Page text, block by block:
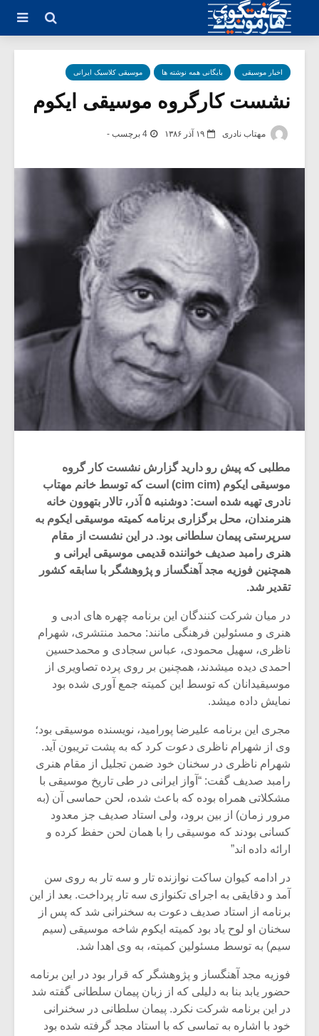
اخبار موسیقی بایگانی همه نوشته ها موسیقی کلاسیک ایرانی
نشست کارگروه موسیقی ایکوم
مهتاب نادری ۱۹ آذر ۱۳۸۶ 4 برچسب -
مطلبی که پیش رو دارید گزارش نشست کار گروه
موسیقی ایکوم (cim cim) است که توسط خانم مهتاب
نادری تهیه شده است: دوشنبه ۵ آذر، تالار بتهوون خانه
هنرمندان، محل برگزاری برنامه کمیته موسیقی ایکوم به
سرپرستی پیمان سلطانی بود. در این نشست از مقام
هنری رامبد صدیف خواننده قدیمی موسیقی ایرانی و
همچنین فوزیه مجد آهنگساز و پژوهشگر با سابقه کشور
تقدیر شد.
در میان شرکت کنندگان این برنامه چهره های ادبی و
هنری و مسئولین فرهنگی مانند: محمد منتشری، شهرام
ناظری، سهیل محمودی، عباس سجادی و محمدحسین
احمدی دیده میشدند، همچنین بر روی پرده تصاویری از
موسیقیدانان که توسط این کمیته جمع آوری شده بود
نمایش داده میشد.
مجری این برنامه علیرضا پورامید، نویسنده موسیقی بود؛
وی از شهرام ناظری دعوت کرد که به پشت تریبون آید.
شهرام ناظری در سخنان خود ضمن تجلیل از مقام هنری
رامبد صدیف گفت: “آواز ایرانی در طی تاریخ موسیقی با
مشکلاتی همراه بوده که باعث شده، لحن حماسی آن (به
مرور زمان) از بین برود، ولی استاد صدیف جز معدود
کسانی بودند که موسیقی را با همان لحن حفظ کرده و
ارائه داده اند”
در ادامه کیوان ساکت نوازنده تار و سه تار به روی سن
آمد و دقایقی به اجرای تکنوازی سه تار پرداخت. بعد از این
برنامه از استاد صدیف دعوت به سخنرانی شد که پس از
سخنان او لوح یاد بود کمیته ایکوم شاخه موسیقی (سیم
سیم) به توسط مسئولین کمیته، به وی اهدا شد.
فوزیه مجد آهنگساز و پژوهشگر که قرار بود در این برنامه
حضور یابد بنا به دلیلی که از زبان پیمان سلطانی گفته شد
در این برنامه شرکت نکرد. پیمان سلطانی در سخنرانی
خود با اشاره به تماسی که با استاد مجد گرفته شده بود
یادداشتی بر موسیقی
متن فیلم «متری
اگر نمی توانی
مشهورترین باشی،
بدنام ترین باش
دوره
برگزار
موسیقی